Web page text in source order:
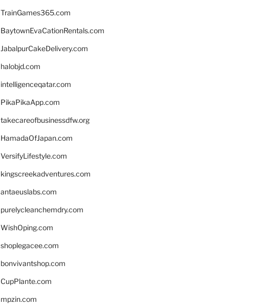
TrainGames365.com
BaytownEvaCationRentals.com
JabalpurCakeDelivery.com
halobjd.com
intelligenceqatar.com
PikaPikaApp.com
takecareofbusinessdfw.org
HamadaOfJapan.com
VersifyLifestyle.com
kingscreekadventures.com
antaeuslabs.com
purelycleanchemdry.com
WishOping.com
shoplegacee.com
bonvivantshop.com
CupPlante.com
mpzin.com